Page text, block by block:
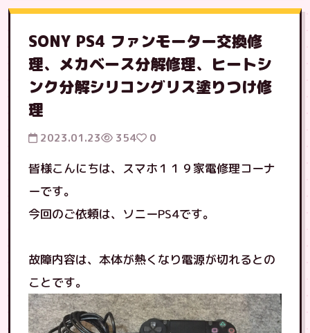
SONY PS4 ファンモーター交換修
理、メカベース分解修理、ヒートシ
ンク分解シリコングリス塗りつけ修
理
2023.01.23 354 0
皆様こんにちは、スマホ１１９家電修理コーナ
ーです。
今回のご依頼は、ソニーPS4です。
故障内容は、本体が熱くなり電源が切れるとの
ことです。